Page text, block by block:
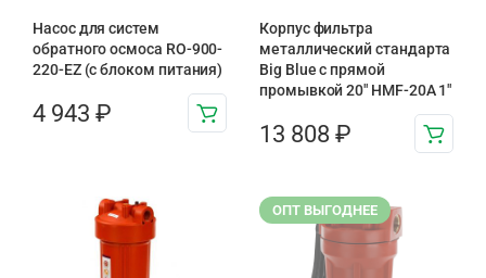
Насос для систем
обратного осмоса RO-900-
220-EZ (с блоком питания)
4 943 ₽
Корпус фильтра
металлический стандарта
Big Blue с прямой
промывкой 20″ HMF-20A 1″
13 808 ₽
ОПТ ВЫГОДНЕЕ